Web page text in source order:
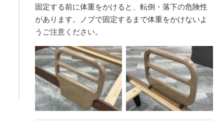
固定する前に体重をかけると、転倒・落下の危険性
があります。ノブで固定するまで体重をかけないよ
うご注意ください。